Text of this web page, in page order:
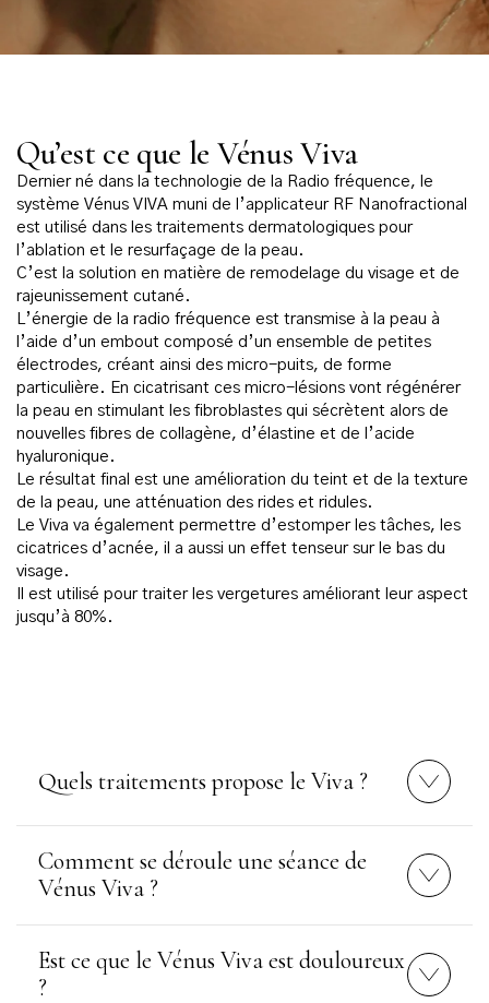
Qu’est ce que le Vénus Viva
Dernier né dans la technologie de la Radio fréquence, le
système Vénus VIVA muni de l’applicateur RF Nanofractional
est utilisé dans les traitements dermatologiques pour
l’ablation et le resurfaçage de la peau.
C’est la solution en matière de remodelage du visage et de
rajeunissement cutané.
L’énergie de la radio fréquence est transmise à la peau à
l’aide d’un embout composé d’un ensemble de petites
électrodes, créant ainsi des micro-puits, de forme
particulière. En cicatrisant ces micro-lésions vont régénérer
la peau en stimulant les fibroblastes qui sécrètent alors de
nouvelles fibres de collagène, d’élastine et de l’acide
hyaluronique.
Le résultat final est une amélioration du teint et de la texture
de la peau, une atténuation des rides et ridules.
Le Viva va également permettre d’estomper les tâches, les
cicatrices d’acnée, il a aussi un effet tenseur sur le bas du
visage.
Il est utilisé pour traiter les vergetures améliorant leur aspect
jusqu’à 80%.
Quels traitements propose le Viva ?
Comment se déroule une séance de
Vénus Viva ?
Est ce que le Vénus Viva est douloureux
?